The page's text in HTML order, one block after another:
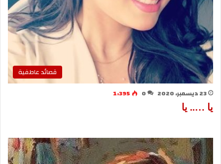
قصائد عاطفية
23 ديسمبر، 2020 0
1٬395
يا ….. يا